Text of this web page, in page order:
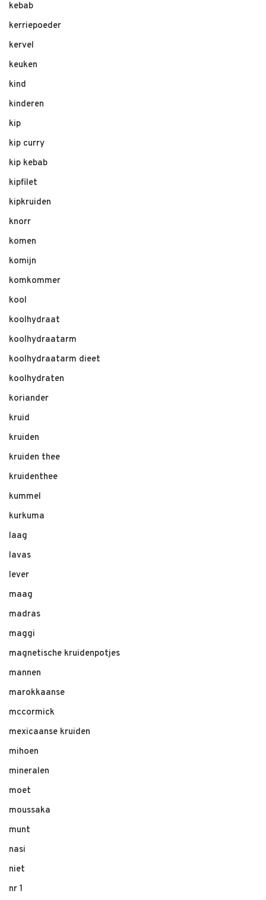
kebab
kerriepoeder
kervel
keuken
kind
kinderen
kip
kip curry
kip kebab
kipfilet
kipkruiden
knorr
komen
komijn
komkommer
kool
koolhydraat
koolhydraatarm
koolhydraatarm dieet
koolhydraten
koriander
kruid
kruiden
kruiden thee
kruidenthee
kummel
kurkuma
laag
lavas
lever
maag
madras
maggi
magnetische kruidenpotjes
mannen
marokkaanse
mccormick
mexicaanse kruiden
mihoen
mineralen
moet
moussaka
munt
nasi
niet
nr 1